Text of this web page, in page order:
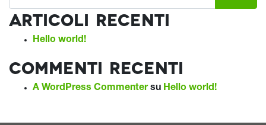
Articoli recenti
Hello world!
Commenti recenti
A WordPress Commentersu Hello world!